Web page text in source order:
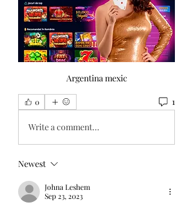
Argentina mexic
0 1
Write a comment...
Newest
Johna Leshem
Sep 23, 2023